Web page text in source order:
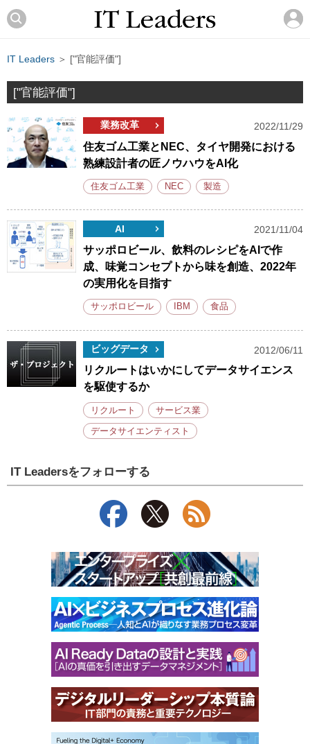
IT Leaders ＞ ["官能評価"]
["官能評価"]
業務改革 2022/11/29
住友ゴム工業とNEC、タイヤ開発における
熟練設計者の匠ノウハウをAI化
住友ゴム工業 NEC 製造
AI 2021/11/04
サッポロビール、飲料のレシピをAIで作
成、味覚コンセプトから味を創造、2022年
の実用化を目指す
サッポロビール IBM 食品
ビッグデータ 2012/06/11
リクルートはいかにしてデータサイエンス
を駆使するか
リクルート サービス業
データサイエンティスト
IT Leadersをフォローする